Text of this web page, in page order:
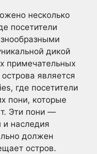
несколько
посетители
дикой
примечательных
является
где посетители
пони, которые
Эти пони —
наследия
должен
остров.